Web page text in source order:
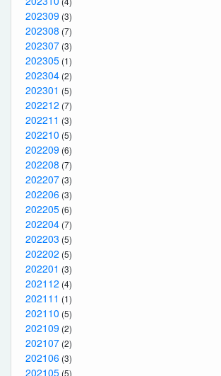
202309 (3)
202308 (7)
202307 (3)
202305 (1)
202304 (2)
202301 (5)
202212 (7)
202211 (3)
202210 (5)
202209 (6)
202208 (7)
202207 (3)
202206 (3)
202205 (6)
202204 (7)
202203 (5)
202202 (5)
202201 (3)
202112 (4)
202111 (1)
202110 (5)
202109 (2)
202107 (2)
202106 (3)
202105 (5)